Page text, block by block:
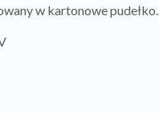
w kartonowe pudełko.